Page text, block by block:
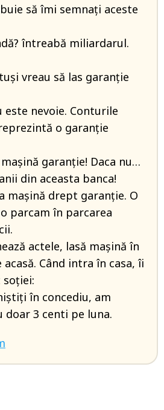
să îmi semnați aceste
întreabă miliardarul.
vreau să las garanție
nevoie. Conturile
o garanție
garanție! Daca nu…
din aceasta banca!
mașină drept garanție. O
parcam în parcarea
actele, lasă mașină în
Când intra în casa, îi
în concediu, am
doar 3 centi pe luna.